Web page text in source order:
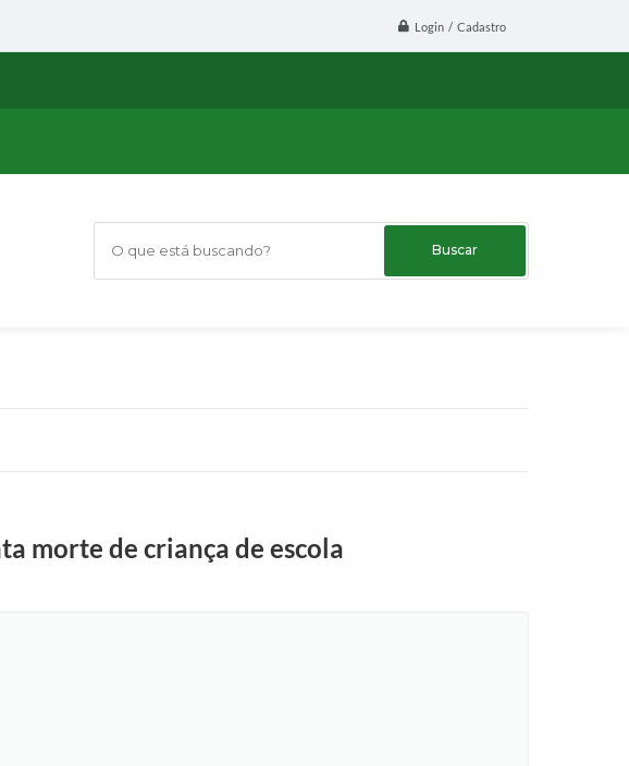
Login / Cadastro
O que está buscando?
morte de criança de escola